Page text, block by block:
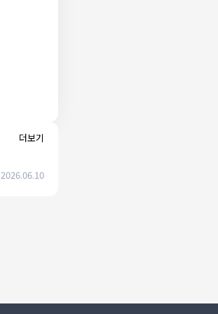
더보기
2026.06.10